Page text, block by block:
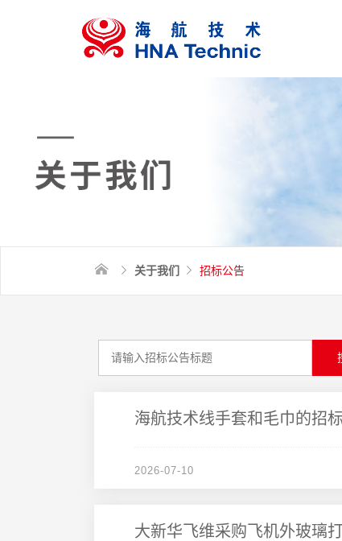
关于我们 招标公告
海航技术线手套和毛巾的招
2026-07-10
大新华飞维采购飞机外玻璃